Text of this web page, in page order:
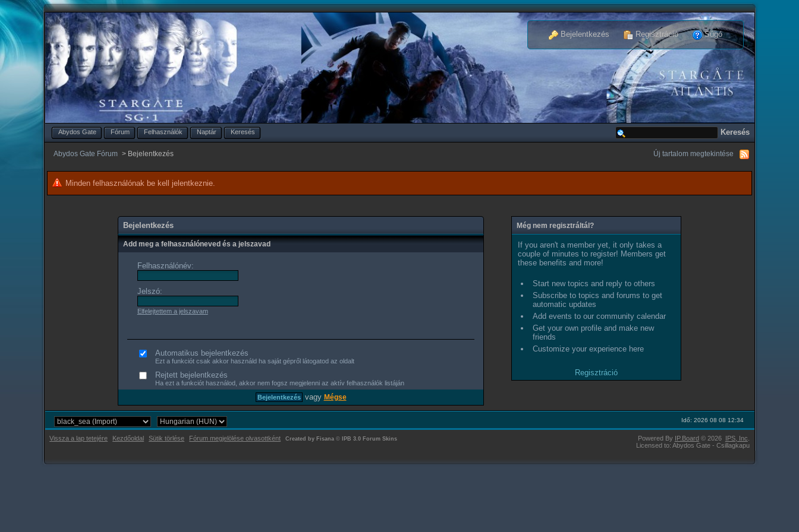
Bejelentkezés Regisztráció Súgó
Abydos Gate Fórum Felhasználók Naptár Keresés
Abydos Gate Fórum > Bejelentkezés Új tartalom megtekintése
Minden felhasználónak be kell jelentkeznie.
Bejelentkezés
Add meg a felhasználóneved és a jelszavad
Felhasználónév:
Jelszó:
Elfelejtettem a jelszavam
Automatikus bejelentkezés
Ezt a funkciót csak akkor használd ha saját gépről látogatod az oldalt
Rejtett bejelentkezés
Ha ezt a funkciót használod, akkor nem fogsz megjelenni az aktív felhasználók listáján
vagy Mégse
Még nem regisztráltál?
If you aren't a member yet, it only takes a
couple of minutes to register! Members get
these benefits and more!
Start new topics and reply to others
Subscribe to topics and forums to get
automatic updates
Add events to our community calendar
Get your own profile and make new
friends
Customize your experience here
Regisztráció
Idő: 2026 08 08 12:34
Vissza a lap tetejére Kezdőoldal Sütik törlése Fórum megjelölése olvasottként Powered By IP.Board © 2026 IPS, Inc.
Licensed to: Abydos Gate - Csillagkapu
Created by Fisana © IPB 3.0 Forum Skins